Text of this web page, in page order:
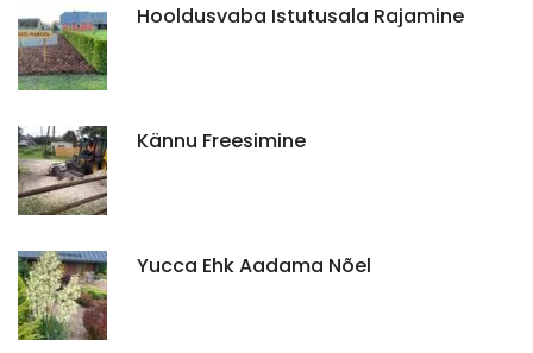
Hooldusvaba Istutusala Rajamine
Kännu Freesimine
Yucca Ehk Aadama Nõel